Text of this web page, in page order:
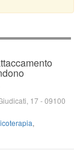
17-09100
,